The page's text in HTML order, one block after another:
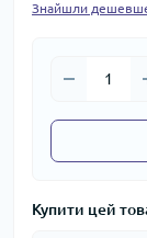
Знайшли
Купити цей